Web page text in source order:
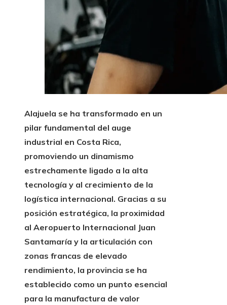
Alajuela se ha transformado en un
pilar fundamental del auge
industrial en Costa Rica,
promoviendo un dinamismo
estrechamente ligado a la alta
tecnología y al crecimiento de la
logística internacional. Gracias a su
posición estratégica, la proximidad
al Aeropuerto Internacional Juan
Santamaría y la articulación con
zonas francas de elevado
rendimiento, la provincia se ha
establecido como un punto esencial
para la manufactura de valor